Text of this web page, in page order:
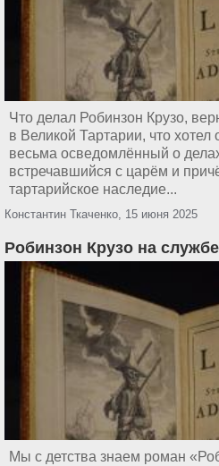
Что делал Робинзон Крузо,
в Великой Тартарии, что
весьма осведомлённый о
встречавшийся с царём и
тартарийское наследие...
Константин Ткаченко, 15 июня 2025
Робинзон Крузо на
Мы с детства знаем роман